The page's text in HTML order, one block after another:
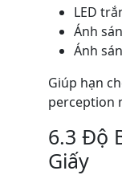
LED
Ánh
Ánh
Giúp hạn
perception
6.3 Độ
Giấy